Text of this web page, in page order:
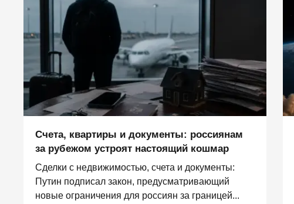
Счета, квартиры и документы: россиянам
за рубежом устроят настоящий кошмар
Сделки с недвижимостью, счета и документы:
Путин подписал закон, предусматривающий
новые ограничения для россиян за границей...